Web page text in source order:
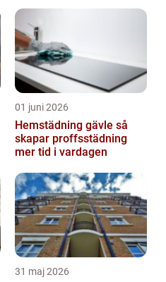
01 juni 2026
Hemstädning gävle så
skapar proffsstädning
mer tid i vardagen
31 maj 2026